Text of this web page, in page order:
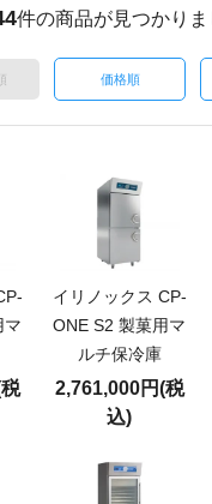
件の商品が見つかりま
価格順
マ
イリノックス CP-
ONE S2 製菓用マ
ルチ保冷庫
2,761,000円(税
込)